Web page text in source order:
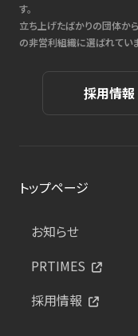
す。
立ち上げたばかりの団体か
の非営利組織に選ばれていま
採用情報
トップページ
お知らせ
PRTIMES
採用情報